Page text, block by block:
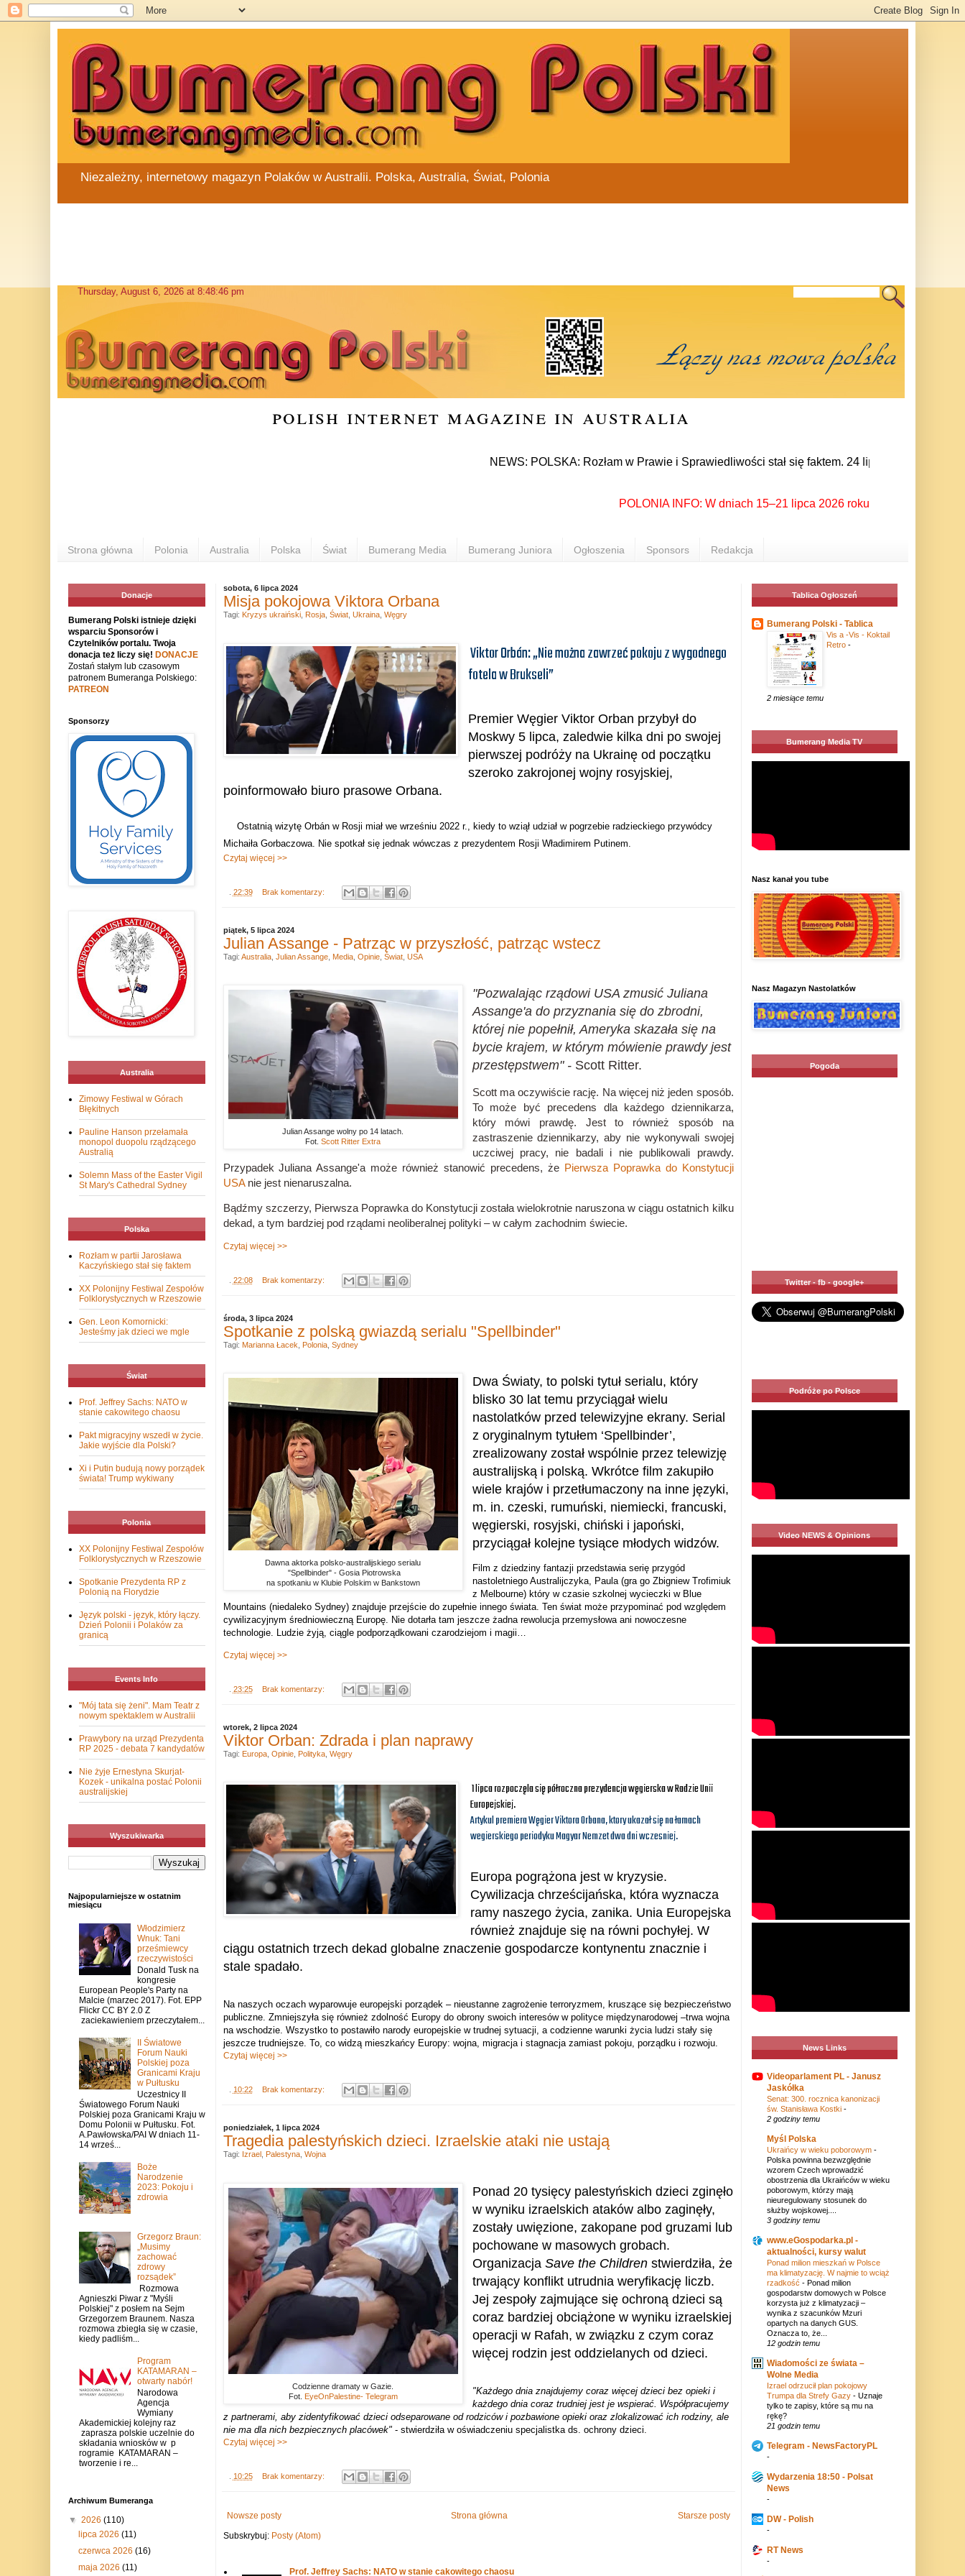
Niezależny, internetowy magazyn Polaków w Australii. Polska, Australia, Świat, Polonia
polish internet magazine in australia
NEWS: POLSKA: Rozłam w Prawie i Sprawiedliwości stał się faktem. 24 lipca prezes partii
POLONIA INFO: W dniach 15–21 lipca 2026 roku Rzeszów
Strona główna Polonia Australia Polska Świat Bumerang Media Bumerang Juniora Ogłoszenia Sponsors Redakcja
sobota, 6 lipca 2024
Misja pokojowa Viktora Orbana
Viktor Orbán: „Nie można zawrzeć pokoju z wygodnego
fotela w Brukseli”
Premier Węgier Viktor Orban przybył do
Moskwy 5 lipca, zaledwie kilka dni po swojej
pierwszej podróży na Ukrainę od początku
szeroko zakrojonej wojny rosyjskiej,
poinformowało biuro prasowe Orbana.
Ostatnią wizytę Orbán w Rosji miał we wrześniu 2022 r., kiedy to wziął udział w pogrzebie radzieckiego przywódcy
Michaiła Gorbaczowa. Nie spotkał się jednak wówczas z prezydentem Rosji Władimirem Putinem.
Czytaj więcej >>
22:39 Brak komentarzy:
Tagi: Kryzys ukraiński, Rosja, Świat, Ukraina, Węgry
piątek, 5 lipca 2024
Julian Assange - Patrząc w przyszłość, patrząc wstecz
Julian Assange wolny po 14 latach.
Fot. Scott Ritter Extra
"Pozwalając rządowi USA zmusić Juliana
Assange'a do przyznania się do zbrodni,
której nie popełnił, Ameryka skazała się na
bycie krajem, w którym mówienie prawdy jest
przestępstwem" - Scott Ritter.
Scott ma oczywiście rację. Na więcej niż jeden sposób.
To może być precedens dla każdego dziennikarza,
który mówi prawdę. Jest to również sposób na
zastraszenie dziennikarzy, aby nie wykonywali swojej
uczciwej pracy, nie badali i nie publikowali prawdy.
Przypadek Juliana Assange'a może również stanowić precedens, że Pierwsza Poprawka do Konstytucji
USAnie jest nienaruszalna.
Bądźmy szczerzy, Pierwsza Poprawka do Konstytucji została wielokrotnie naruszona w ciągu ostatnich kilku
dekad, a tym bardziej pod rządami neoliberalnej polityki – w całym zachodnim świecie.
Czytaj więcej >>
22:08 Brak komentarzy:
Tagi: Australia, Julian Assange, Media, Opinie, Świat, USA
środa, 3 lipca 2024
Spotkanie z polską gwiazdą serialu "Spellbinder"
Dawna aktorka polsko-australijskiego serialu
"Spellbinder" - Gosia Piotrowska
na spotkaniu w Klubie Polskim w Bankstown
Dwa Światy, to polski tytuł serialu, który
blisko 30 lat temu przyciągał wielu
nastolatków przed telewizyjne ekrany. Serial
z oryginalnym tytułem ‘Spellbinder’,
zrealizowany został wspólnie przez telewizję
australijską i polską. Wkrótce film zakupiło
wiele krajów i przetłumaczony na inne języki,
m. in. czeski, rumuński, niemiecki, francuski,
węgierski, rosyjski, chiński i japoński,
przyciągał kolejne tysiące młodych widzów.
Film z dziedziny fantazji przedstawia serię przygód
nastoletniego Australijczyka, Paula (gra go Zbigniew Trofimiuk
z Melbourne) który w czasie szkolnej wycieczki w Blue
Mountains (niedaleko Sydney) znajduje przejście do zupełnie innego świata. Ten świat może przypominać pod względem
cywilizacyjnym średniowieczną Europę. Nie dotarła tam jeszcze żadna rewolucja przemysłowa ani nowoczesne
technologie. Ludzie żyją, ciągle podporządkowani czarodziejom i magii…
Czytaj więcej >>
23:25 Brak komentarzy:
Tagi: Marianna Łacek Polonia, Sydney
wtorek, 2 lipca 2024
Viktor Orban: Zdrada i plan naprawy
1 lipca rozpoczęla się półroczna prezydencja węgierska w Radzie Unii
Europejskiej.
Artykul premiera Węgier Viktora Orbana, ktory ukazał się na łamach
wegierskiego periodykuMagyar Nemzet dwa dni wczesniej.
Europa pogrążona jest w kryzysie.
Cywilizacja chrześcijańska, która wyznacza
ramy naszego życia, zanika. Unia Europejska
również znajduje się na równi pochyłej. W
ciągu ostatnich trzech dekad globalne znaczenie gospodarcze kontynentu znacznie i
stale spadało.
Na naszych oczach wyparowuje europejski porządek – nieustanne zagrożenie terroryzmem, kruszące się bezpieczeństwo
publiczne. Zmniejszyła się również zdolność Europy do obrony swoich interesów w polityce międzynarodowej –trwa wojna
na wschodzie. Wszystko to postawiło narody europejskie w trudnej sytuacji, a codzienne warunki życia ludzi stały się
jeszcze trudniejsze. To, co widzą mieszkańcy Europy: wojna, migracja i stagnacja zamiast pokoju, porządku i rozwoju.
Czytaj więcej >>
10:22 Brak komentarzy:
Tagi: Europa, Opinie, Polityka, Węgry
poniedziałek, 1 lipca 2024
Tragedia palestyńskich dzieci. Izraelskie ataki nie ustają
Codzienne dramaty w Gazie.
Fot. EyeOnPalestine- Telegram
Ponad 20 tysięcy palestyńskich dzieci zginęło
w wyniku izraelskich ataków albo zaginęły,
zostały uwięzione, zakopane pod gruzami lub
pochowane w masowych grobach.
Organizacja Save the Children stwierdziła, że
trwający konflikt utrudnia weryfikację liczb.
Jej zespoły zajmujące się ochroną dzieci są
coraz bardziej obciążone w wyniku izraelskiej
operacji w Rafah, w związku z czym coraz
więcej rodzin jest oddzielanych od dzieci.
"Każdego dnia znajdujemy coraz więcej dzieci bez opieki i
każdego dnia coraz trudniej jest je wspierać. Współpracujemy
z partnerami, aby zidentyfikować dzieci odseparowane od rodziców i pozbawione opieki oraz zlokalizować ich rodziny, ale
nie ma dla nich bezpiecznych placówek"- stwierdziła w oświadczeniu specjalistka ds. ochrony dzieci.
Czytaj więcej >>
10:25 Brak komentarzy:
Tagi: Izrael, Palestyna, Wojna
Nowsze posty Starsze posty
Strona główna
Subskrybuj: Posty (Atom)
Prof. Jeffrey Sachs: NATO w stanie cakowitego chaosu
Donacje
Bumerang Polski istnieje dzięki
wsparciu Sponsorów i
Czytelników portalu. Twoja
donacja też liczy się! DONACJE
Zostań stałym lub czasowym
patronem Bumeranga Polskiego:
PATREON
Sponsorzy
Australia
Zimowy Festiwal w Górach
Błękitnych
Pauline Hanson przełamała
monopol duopolu rządzącego
Australią
Solemn Mass of the Easter Vigil
St Mary's Cathedral Sydney
Polska
Rozłam w partii Jarosława
Kaczyńskiego stał się faktem
XX Polonijny Festiwal Zespołów
Folklorystycznych w Rzeszowie
Gen. Leon Komornicki:
Jesteśmy jak dzieci we mgle
Świat
Prof. Jeffrey Sachs: NATO w
stanie cakowitego chaosu
Pakt migracyjny wszedł w życie.
Jakie wyjście dla Polski?
Xi i Putin budują nowy porządek
świata! Trump wykiwany
Polonia
XX Polonijny Festiwal Zespołów
Folklorystycznych w Rzeszowie
Spotkanie Prezydenta RP z
Polonią na Florydzie
Język polski - język, który łączy.
Dzień Polonii i Polaków za
granicą
Events Info
"Mój tata się żeni". Mam Teatr z
nowym spektaklem w Australii
Prawybory na urząd Prezydenta
RP 2025 - debata 7 kandydatów
Nie żyje Ernestyna Skurjat-
Kozek - unikalna postać Polonii
australijskiej
Wyszukiwarka
Najpopularniejsze w ostatnim
miesiącu
Włodzimierz
Wnuk: Tani
prześmiewcy
rzeczywistości
Donald Tusk na
kongresie
European People's Party na
Malcie (marzec 2017). Fot. EPP
Flickr CC BY 2.0 Z
zaciekawieniem przeczytałem...
II Światowe
Forum Nauki
Polskiej poza
Granicami Kraju
w Pułtusku
Uczestnicy II
Światowego Forum Nauki
Polskiej poza Granicami Kraju w
Domu Polonii w Pułtusku. Fot.
A.Pawłowska/PAI W dniach 11-
14 wrześ...
Boże
Narodzenie
2023: Pokoju i
zdrowia
Grzegorz Braun:
„Musimy
zachować
zdrowy
rozsądek”
Rozmowa
Agnieszki Piwar z "Myśli
Polskiej" z posłem na Sejm
Grzegorzem Braunem. Nasza
rozmowa zbiegła się w czasie,
kiedy padliśm...
Program
KATAMARAN –
otwarty nabór!
Narodowa
Agencja
Wymiany
Akademickiej kolejny raz
zaprasza polskie uczelnie do
składania wniosków w p
rogramie KATAMARAN –
tworzenie i re...
Archiwum Bumeranga
▼ 2026 (110)
lipca 2026 (11)
czerwca 2026 (16)
maja 2026 (11)
Tablica Ogłoszeń
Bumerang Polski - Tablica
Vis a -Vis - Koktail
Retro -
2 miesiące temu
Bumerang Media TV
Nasz kanał you tube
Nasz Magazyn Nastolatków
Pogoda
Twitter - fb - google+
Podróże po Polsce
Video NEWS & Opinions
News Links
Videoparlament PL - Janusz
Jaskółka
Senat: 300. rocznica kanonizacji
św. Stanisława Kostki -
2 godziny temu
Myśl Polska
Ukraińcy w wieku poborowym -
Polska powinna bezwzględnie
wzorem Czech wprowadzić
obostrzenia dla Ukraińców w wieku
poborowym, którzy mają
nieuregulowany stosunek do
służby wojskowej....
3 godziny temu
www.eGospodarka.pl -
aktualności, kursy walut
Ponad milion mieszkań w Polsce
ma klimatyzację. W najmie to wciąż
rzadkość - Ponad milion
gospodarstw domowych w Polsce
korzysta już z klimatyzacji –
wynika z szacunków Mzuri
opartych na danych GUS.
Oznacza to, że...
12 godzin temu
Wiadomości ze świata –
Wolne Media
Izrael odrzucił plan pokojowy
Trumpa dla Strefy Gazy - Uznaje
tylko te zapisy, które są mu na
rękę?
21 godzin temu
Telegram - NewsFactoryPL
-
Wydarzenia 18:50 - Polsat
News
-
DW - Polish
-
RT News
-